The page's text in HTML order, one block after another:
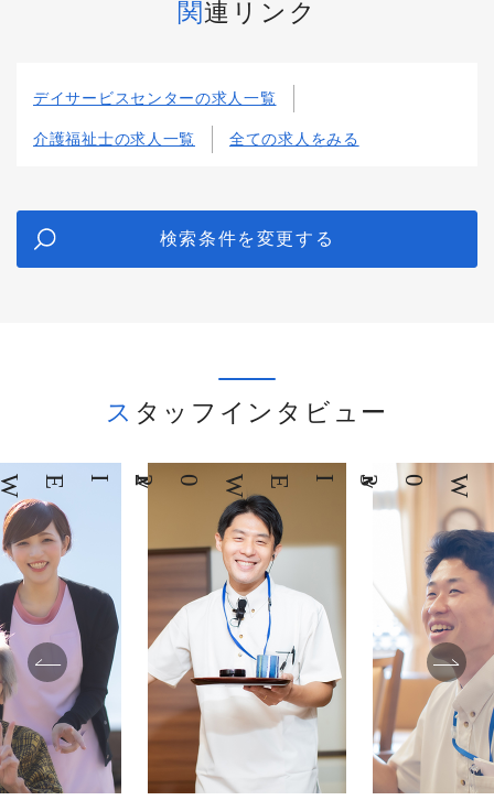
関連リンク
デイサービスセンターの求人一覧
介護福祉士の求人一覧 全ての求人をみる
検索条件を変更する
スタッフインタビュー
INTERVIEW INTERVIEW
03 04